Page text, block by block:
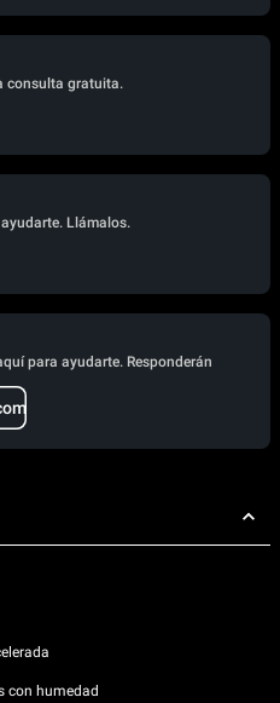
consulta gratuita.
Llámalos.
para ayudarte. Responderán
con humedad